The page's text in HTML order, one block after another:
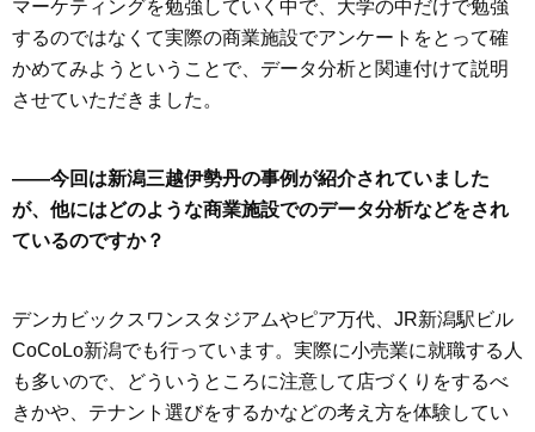
マーケティングを勉強していく中で、大学の中だけで勉強
するのではなくて実際の商業施設でアンケートをとって確
かめてみようということで、データ分析と関連付けて説明
させていただきました。
——今回は新潟三越伊勢丹の事例が紹介されていました
が、他にはどのような商業施設でのデータ分析などをされ
ているのですか？
デンカビックスワンスタジアムやピア万代、JR新潟駅ビル
CoCoLo新潟でも行っています。実際に小売業に就職する人
も多いので、どういうところに注意して店づくりをするべ
きかや、テナント選びをするかなどの考え方を体験してい